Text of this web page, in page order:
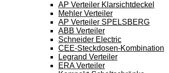
AP Verteiler Klarsichtdeckel
Mehler Verteiler
AP Verteiler SPELSBERG
ABB Verteiler
Schneider Electric
CEE-Steckdosen-Kombination
Legrand Verteiler
ERA Verteiler